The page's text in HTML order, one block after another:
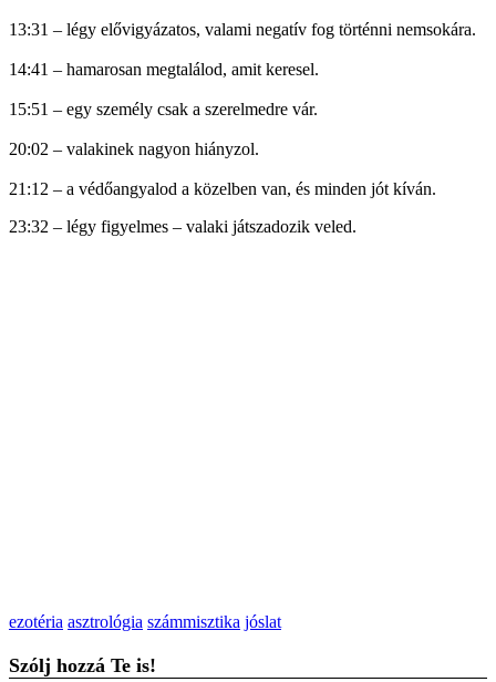
13:31 – légy elővigyázatos, valami negatív fog történni nemsokára.
14:41 – hamarosan megtalálod, amit keresel.
15:51 – egy személy csak a szerelmedre vár.
20:02 – valakinek nagyon hiányzol.
21:12 – a védőangyalod a közelben van, és minden jót kíván.
23:32 – légy figyelmes – valaki játszadozik veled.
ezotéria asztrológia számmisztika jóslat
Szólj hozzá Te is!